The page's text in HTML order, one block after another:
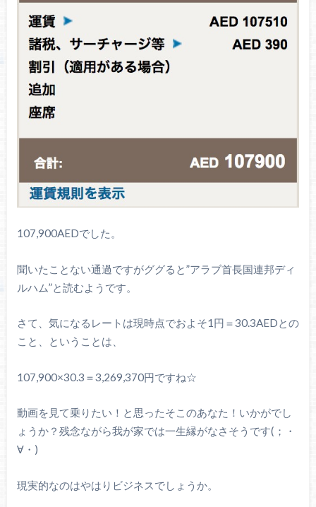
107,900AEDでした。
聞いたことない通過ですがググると”アラブ首長国連邦ディ
ルハム”と読むようです。
さて、気になるレートは現時点でおよそ1円＝30.3AEDとの
こと、ということは、
107,900×30.3＝3,269,370円ですね☆
動画を見て乗りたい！と思ったそこのあなた！いかがでし
ょうか？残念ながら我が家では一生縁がなさそうです(；・
∀・)
現実的なのはやはりビジネスでしょうか。